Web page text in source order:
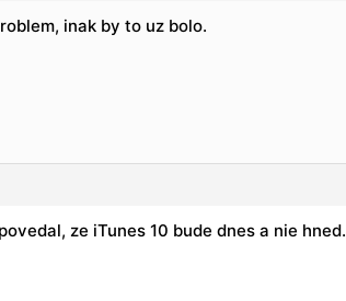
inak by to uz bolo.
ze iTunes 10 bude dnes a nie hned.